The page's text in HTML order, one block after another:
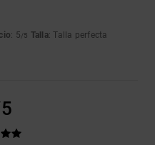
: 5/5 Talla: Talla perfecta